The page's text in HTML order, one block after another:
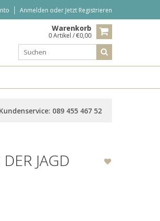
Anmelden oder Jetzt Registrieren
Warenkorb
0 Artikel / €0,00
Kundenservice: 089 455 467 52
JAGD